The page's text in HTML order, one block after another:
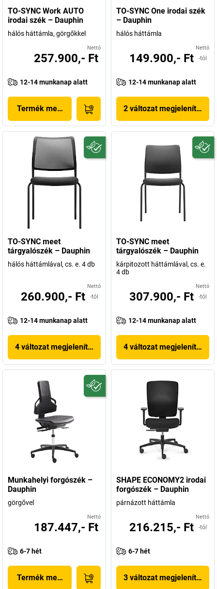
TO-SYNC Work AUTO
irodai szék – Dauphin
hálós háttámla, görgőkkel
Nettó
257.900,- Ft
12-14 munkanap alatt
Termék megjelenítése
TO-SYNC One irodai szék
– Dauphin
hálós háttámla
Nettó
149.900,- Ft -tól
12-14 munkanap alatt
2 változat megjelenítése
TO-SYNC meet
tárgyalószék – Dauphin
hálós háttámlával, cs. e. 4 db
Nettó
260.900,- Ft -tól
12-14 munkanap alatt
4 változat megjelenítése
TO-SYNC meet
tárgyalószék – Dauphin
kárpitozott háttámlával, cs. e.
4 db
Nettó
307.900,- Ft -tól
12-14 munkanap alatt
4 változat megjelenítése
Munkahelyi forgószék –
Dauphin
görgővel
Nettó
187.447,- Ft
6-7 hét
Termék megjelenítése
SHAPE ECONOMY2 irodai
forgószék – Dauphin
párnázott háttámla
Nettó
216.215,- Ft -tól
6-7 hét
3 változat megjelenítése